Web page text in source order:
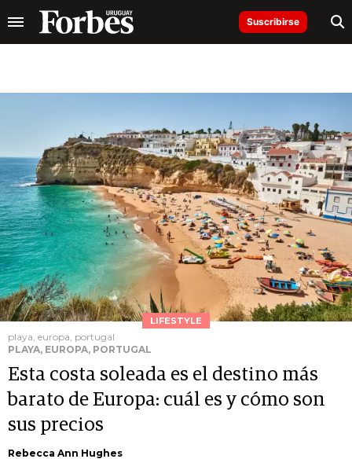
Suscribirse
LIFESTYLE
playa, europa, portugal
PLAYA, EUROPA, PORTUGAL
Esta costa soleada es el destino más
barato de Europa: cuál es y cómo son
sus precios
Rebecca Ann Hughes